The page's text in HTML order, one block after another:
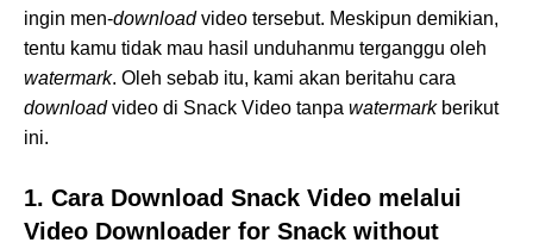
ingin men-downloadvideo tersebut. Meskipun demikian,
tentu kamu tidak mau hasil unduhanmu terganggu oleh
watermark. Oleh sebab itu, kami akan beritahu cara
downloadvideo di Snack Video tanpa watermarkberikut
ini.
1. Cara Download Snack Video melalui
Video Downloader for Snack without